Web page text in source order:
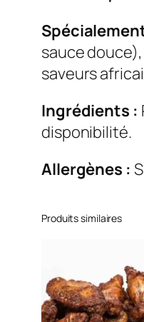
sauce
saveurs
Ingrédients :
disponibilité.
Allergènes :
Produits similaires